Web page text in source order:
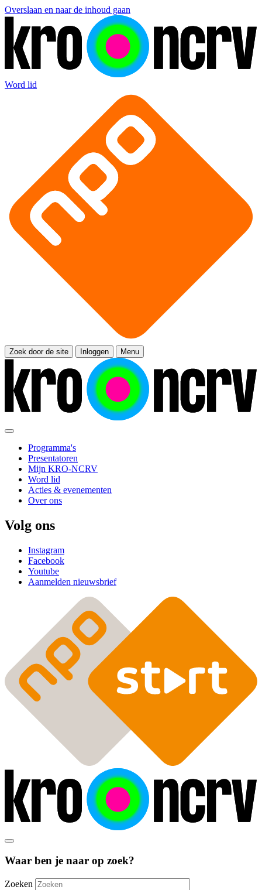
Overslaan en naar de inhoud gaan
Word lid
Zoek door de site Inloggen Menu
Programma's
Presentatoren
Mijn KRO-NCRV
Word lid
Acties & evenementen
Over ons
Volg ons
Instagram
Facebook
Youtube
Aanmelden nieuwsbrief
Waar ben je naar op zoek?
Zoeken